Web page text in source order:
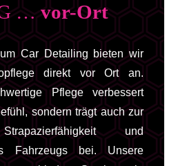
… vor-Ort
Car Detailing bieten wir
direkt vor Ort an.
Pflege verbessert
sondern trägt auch zur
und
Fahrzeugs bei. Unsere